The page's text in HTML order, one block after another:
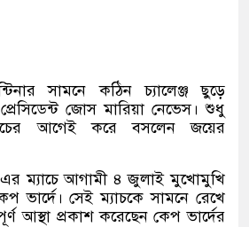
সামনে কঠিন চ্যালেঞ্জ ছুড়ে
জোস মারিয়া নেভেস। শুধু
আগেই করে বসলেন জয়ের
এর ম্যাচে আগামী ৪ জুলাই মুখোমুখি
ভার্দে। সেই ম্যাচকে সামনে রেখে
আস্থা প্রকাশ করেছেন কেপ ভার্দের